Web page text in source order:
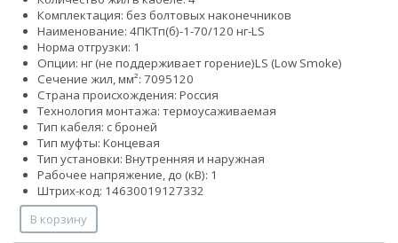
Комплектация: без болтовых наконечников
Наименование: 4ПКТп(б)-1-70/120 нг-LS
Норма отгрузки: 1
Опции: нг (не поддерживает горение)LS (Low Smoke)
Сечение жил, мм²: 7095120
Страна происхождения: Россия
Технология монтажа: термоусаживаемая
Тип кабеля: с броней
Тип муфты: Концевая
Тип установки: Внутренняя и наружная
Рабочее напряжение, до (кВ): 1
Штрих-код: 14630019127332
В корзину